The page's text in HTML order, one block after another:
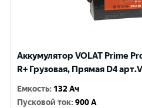
Аккумулятор VOLAT Prime
R+ Грузовая, Прямая D4
Емкость: 132 Ач
Пусковой ток:900 A